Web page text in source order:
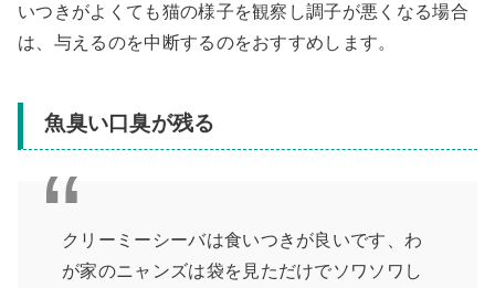
いつきがよくても猫の様子を観察し調子が悪くなる場合
は、与えるのを中断するのをおすすめします。
魚臭い口臭が残る
クリーミーシーバは食いつきが良いです、わ
が家のニャンズは袋を見ただけでソワソワし